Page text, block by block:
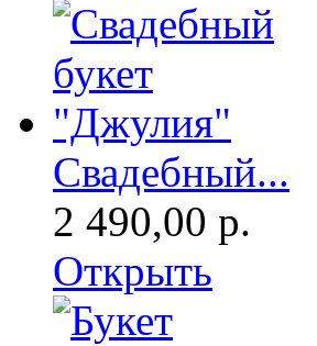
Свадебный...
2 490,00 р.
Открыть